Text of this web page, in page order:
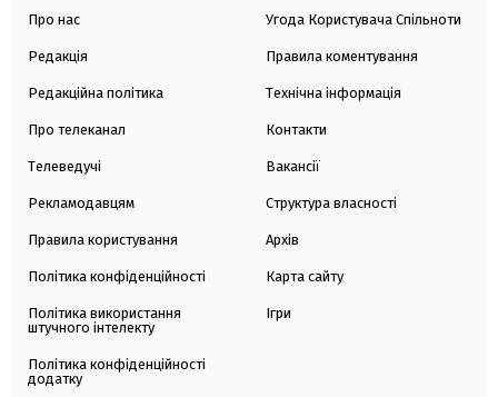
Про нас
Редакція
Редакційна політика
Про телеканал
Телеведучі
Рекламодавцям
Правила користування
Політика конфіденційності
Політика використання
штучного інтелекту
Політика конфіденційності
додатку
Угода Користувача Спільноти
Правила коментування
Технічна інформація
Контакти
Вакансії
Структура власності
Архів
Карта сайту
Ігри